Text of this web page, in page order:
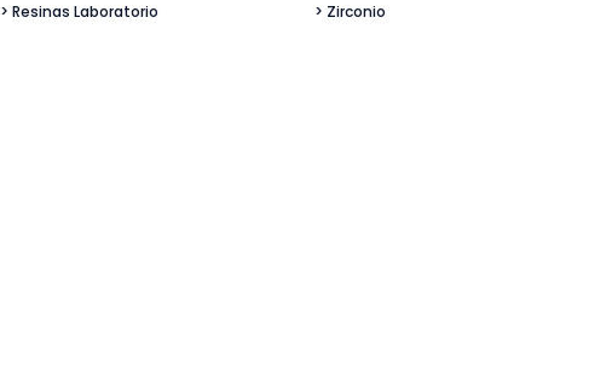
> Resinas Laboratorio
> Zirconio